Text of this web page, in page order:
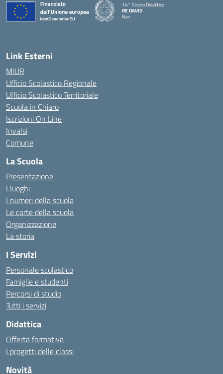
14° Circolo Didattico
RE DAVID
Bari
Link Esterni
MIUR
Ufficio Scolastico Regionale
Ufficio Scolastico Territoriale
Scuola in Chiaro
Iscrizioni On Line
Invalsi
Comune
La Scuola
Presentazione
I luoghi
I numeri della scuola
Le carte della scuola
Organizzazione
La storia
I Servizi
Personale scolastico
Famiglie e studenti
Percorsi di studio
Tutti i servizi
Didattica
Offerta formativa
I progetti delle classi
Novità